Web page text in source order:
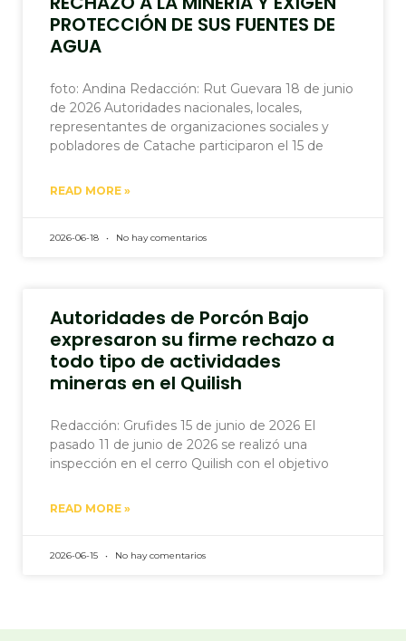
PROTECCIÓN DE SUS FUENTES DE
AGUA
foto: Andina Redacción: Rut Guevara 18 de junio
de 2026 Autoridades nacionales, locales,
representantes de organizaciones sociales y
pobladores de Catache participaron el 15 de
READ MORE »
2026-06-18 No hay comentarios
Autoridades de Porcón Bajo
expresaron su firme rechazo a
todo tipo de actividades
mineras en el Quilish
Redacción: Grufides 15 de junio de 2026 El
pasado 11 de junio de 2026 se realizó una
inspección en el cerro Quilish con el objetivo
READ MORE »
2026-06-15 No hay comentarios